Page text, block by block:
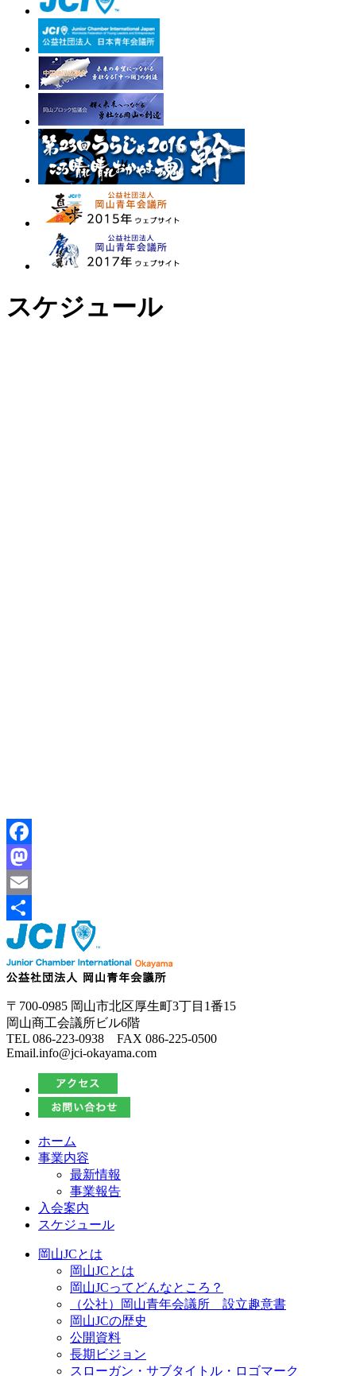
スケジュール
Facebook
Mastodon
Email
共
有
〒700-0985 岡山市北区厚生町3丁目1番15
岡山商工会議所ビル6階
TEL 086-223-0938 FAX 086-225-0500
Email.info@jci-okayama.com
ホーム
事業内容
最新情報
事業報告
入会案内
スケジュール
岡山JCとは
岡山JCとは
岡山JCってどんなところ？
（公社）岡山青年会議所 設立趣意書
岡山JCの歴史
公開資料
長期ビジョン
スローガン・サブタイトル・ロゴマーク